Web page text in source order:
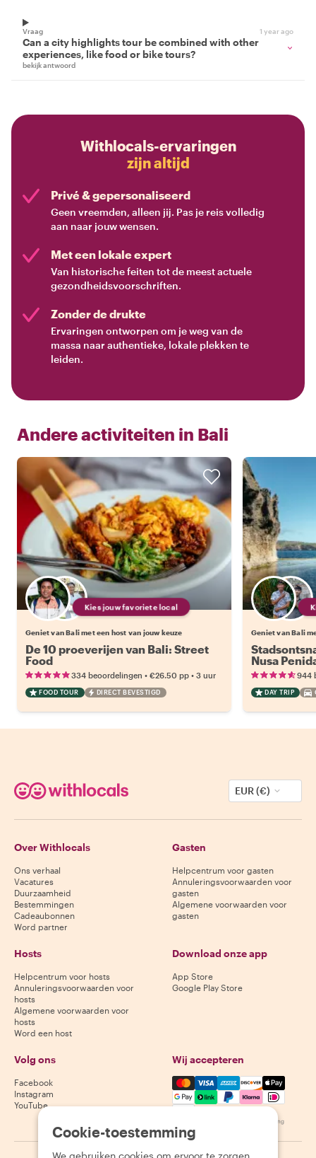
Vraag 1 year ago
Can a city highlights tour be combined with other
experiences, like food or bike tours?
bekijk antwoord
Withlocals-ervaringen
zijn altijd
Privé & gepersonaliseerd
Geen vreemden, alleen jij. Pas je reis volledig
aan naar jouw wensen.
Met een lokale expert
Van historische feiten tot de meest actuele
gezondheidsvoorschriften.
Zonder de drukte
Ervaringen ontworpen om je weg van de
massa naar authentieke, lokale plekken te
leiden.
Andere activiteiten in Bali
Kies jouw favoriete local
Geniet van Bali met een host van jouw keuze
De 10 proeverijen van Bali: Street
Food
334 beoordelingen • €26.50 pp • 3 uur
FOOD TOUR DIRECT BEVESTIGD
Geniet van Bali
Nusa
944
DAY TRIP
EUR (€)
Over Withlocals
Ons verhaal
Vacatures
Duurzaamheid
Bestemmingen
Cadeaubonnen
Word partner
Gasten
Helpcentrum voor gasten
Annuleringsvoorwaarden voor
gasten
Algemene voorwaarden voor
gasten
Hosts
Helpcentrum voor hosts
Annuleringsvoorwaarden voor
hosts
Algemene voorwaarden voor
hosts
Word een host
Download onze app
App Store
Google Play Store
Volg ons
Facebook
Instagram
YouTube
Wij accepteren
Mastercard, Visa, Amex,
Beschikbaarheid varieert per bestemming
Cookie-toestemming
We gebruiken cookies om ervoor te zorgen